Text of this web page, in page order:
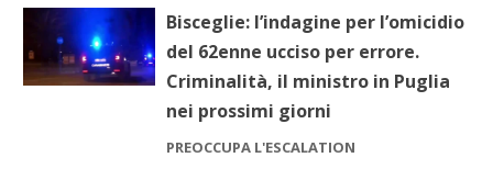
Bisceglie: l’indagine per l’omicidio
del 62enne ucciso per errore.
Criminalità, il ministro in Puglia
nei prossimi giorni
PREOCCUPA L'ESCALATION